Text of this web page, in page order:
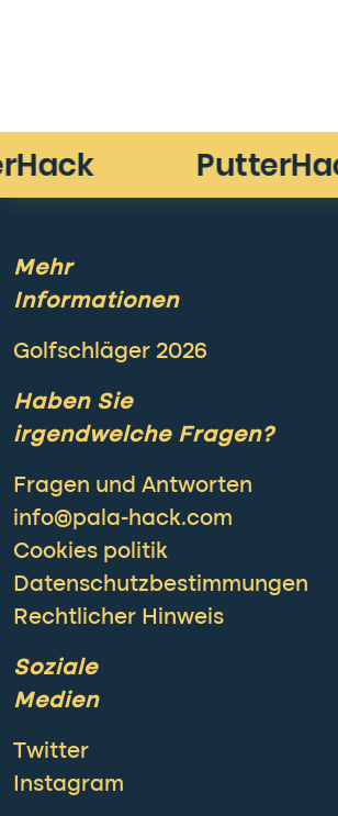
Mehr
Informationen
Golfschläger 2026
Haben Sie
irgendwelche Fragen?
Fragen und Antworten
info@pala-hack.com
Cookies politik
Datenschutzbestimmungen
Rechtlicher Hinweis
Soziale
Medien
Twitter
Instagram